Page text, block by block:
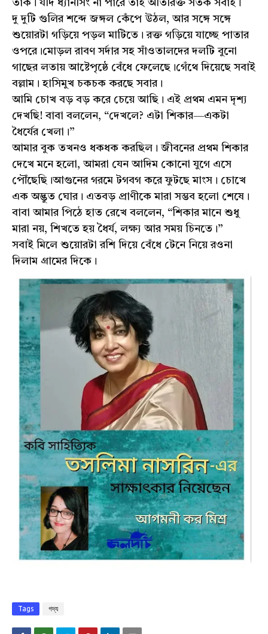
তাক। যদি ধ্যানসিং না পারে তাই অতিরিক্ত সতর্ক সবাই।
দু দুটি গুলির শব্দে জঙ্গল কেঁপে উঠল, আর সঙ্গে সঙ্গে
শুয়োরটা গড়িয়ে পড়ল মাটিতে। রক্ত গড়িয়ে যাচ্ছে পাতার
ওপরে।মোড়ল রাবণ সর্দার সহ সাঁওতালদের দলটি বুনো
গাছের লতায় আষ্টেপৃষ্ঠে বেঁধে ফেলেছে।গেঁথে দিয়েছে সবাই
বল্লাম। হাসিমুখ চকচক করছে সবার।
আমি চোখ বড় বড় করে চেয়ে আছি। এই প্রথম এমন দৃশ্য
দেখছি! বাবা বললেন, “দেখলে? এটা শিকার—একটা
ধৈর্যের খেলা।”
আমার বুক তখনও ধকধক করছিল। জীবনের প্রথম শিকার
দেখে মনে হলো, আমরা যেন আদিম কোনো যুগে এসে
পৌঁছেছি।আগুনের গরমে টগবগ করে ফুটছে মাংস। চোখে
এক অদ্ভুত ঘোর। এতবড় প্রাণীকে মারা সম্ভব হলো শেষে।
বাবা আমার পিঠে হাত রেখে বললেন, “শিকার মানে শুধু
মারা নয়, শিখতে হয় ধৈর্য, লক্ষ্য আর সময় চিনতে।”
সবাই মিলে শুয়োরটা রশি দিয়ে বেঁধে টেনে নিয়ে রওনা
দিলাম গ্রামের দিকে।
Tags গদ্য